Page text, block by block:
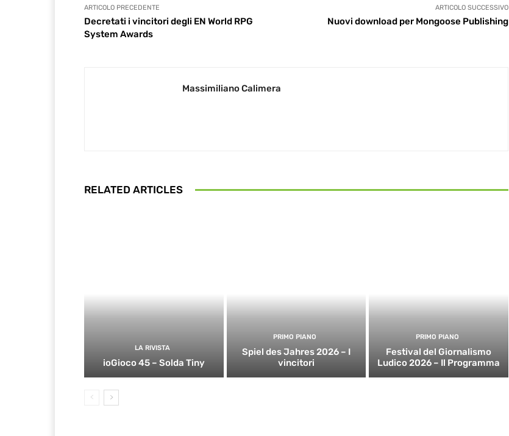
ARTICOLO PRECEDENTE
Decretati i vincitori degli EN World RPG
System Awards
ARTICOLO SUCCESSIVO
Nuovi download per Mongoose Publishing
Massimiliano Calimera
RELATED ARTICLES
LA RIVISTA
ioGioco 45 – Solda Tiny
PRIMO PIANO
Spiel des Jahres 2026 – I
vincitori
PRIMO PIANO
Festival del Giornalismo
Ludico 2026 – Il Programma